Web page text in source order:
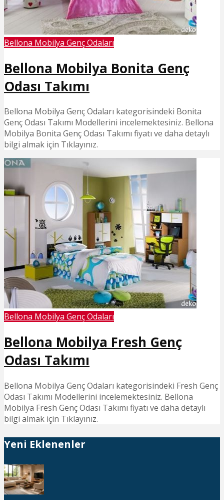
Bellona Mobilya Genç Odaları
Bellona Mobilya Bonita Genç
Odası Takımı
Bellona Mobilya Genç Odaları kategorisindeki Bonita
Genç Odası Takımı Modellerini incelemektesiniz. Bellona
Mobilya Bonita Genç Odası Takımı fiyatı ve daha detaylı
bilgi almak için Tıklayınız.
Bellona Mobilya Genç Odaları
Bellona Mobilya Fresh Genç
Odası Takımı
Bellona Mobilya Genç Odaları kategorisindeki Fresh Genç
Odası Takımı Modellerini incelemektesiniz. Bellona
Mobilya Fresh Genç Odası Takımı fiyatı ve daha detaylı
bilgi almak için Tıklayınız.
Yeni Eklenenler